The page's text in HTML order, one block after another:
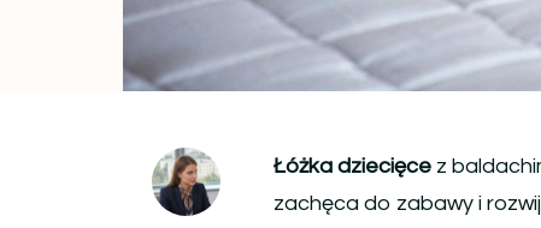
Łóżka dziecięce z
zachęca do zabawy i